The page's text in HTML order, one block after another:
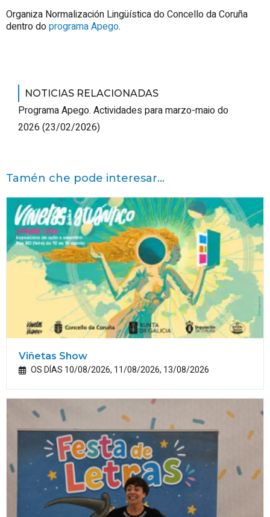
Organiza Normalización Lingüística do Concello da Coruña
dentro doprograma Apego.
NOTICIAS RELACIONADAS
Programa Apego. Actividades para marzo-maio do
2026 (23/02/2026)
Tamén che pode interesar...
Viñetas Show
OS DÍAS 10/08/2026, 11/08/2026, 13/08/2026